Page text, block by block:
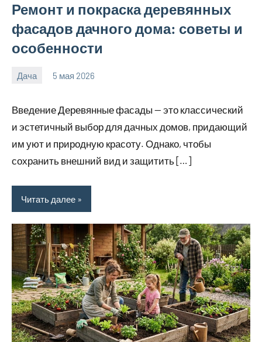
Ремонт и покраска деревянных
фасадов дачного дома: советы и
особенности
Дача 5 мая 2026
calvinken_co
Введение Деревянные фасады — это классический
и эстетичный выбор для дачных домов, придающий
им уют и природную красоту. Однако, чтобы
сохранить внешний вид и защитить […]
Читать далее